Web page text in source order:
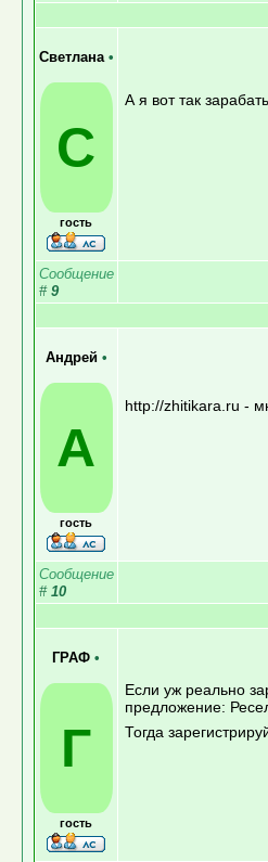
Светлана •
С
гость
А я вот так
Сообщение
# 9
Андрей •
А
гость
http://zhitikara.ru -
Сообщение
# 10
ГРАФ •
Г
гость
Если уж реально
предложение:
Тогда